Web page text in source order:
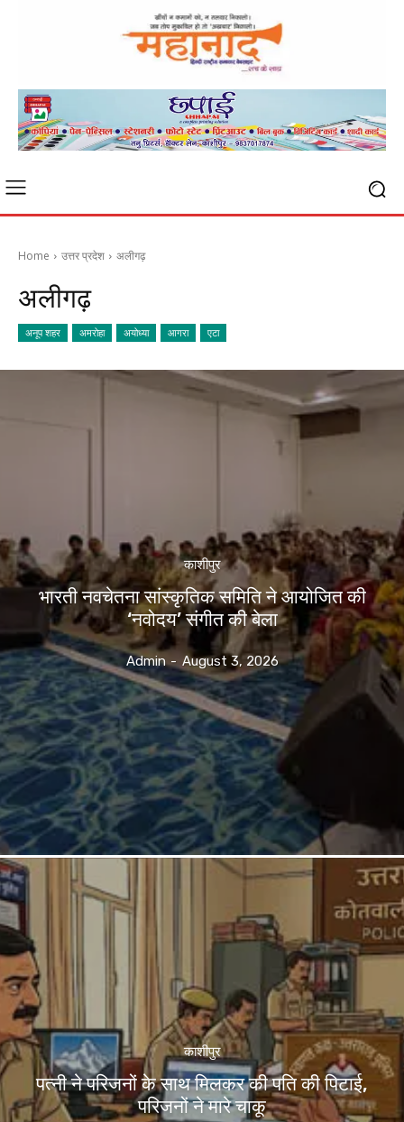
Home उत्तर प्रदेश अलीगढ़
अलीगढ़
अनूप शहर अमरोहा अयोध्या आगरा एटा
काशीपुर
भारती नवचेतना सांस्कृतिक समिति ने आयोजित की
‘नवोदय’ संगीत की बेला
Admin - August 3, 2026
काशीपुर
पत्नी ने परिजनों के साथ मिलकर की पति की पिटाई,
परिजनों ने मारे चाकू